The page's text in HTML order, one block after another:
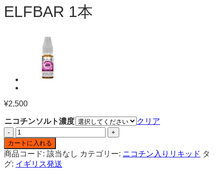
ELFBAR 1本
¥2,500
ニコチンソルト濃度
クリア
エ
ル
フ
バ
カートに入れる
商品コード: 該当なし カテゴリー: ニコチン入りリキッド タ
グ: イギリス発送